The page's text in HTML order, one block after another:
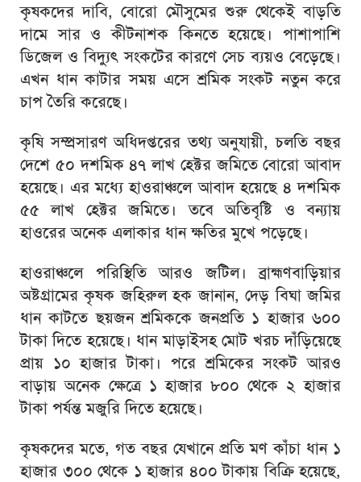
কৃষকদের দাবি, বোরো মৌসুমের শুরু থেকেই বাড়তি
দামে সার ও কীটনাশক কিনতে হয়েছে। পাশাপাশি
ডিজেল ও বিদ্যুৎ সংকটের কারণে সেচ ব্যয়ও বেড়েছে।
এখন ধান কাটার সময় এসে শ্রমিক সংকট নতুন করে
চাপ তৈরি করেছে।
কৃষি সম্প্রসারণ অধিদপ্তরের তথ্য অনুযায়ী, চলতি বছর
দেশে ৫০ দশমিক ৪৭ লাখ হেক্টর জমিতে বোরো আবাদ
হয়েছে। এর মধ্যে হাওরাঞ্চলে আবাদ হয়েছে ৪ দশমিক
৫৫ লাখ হেক্টর জমিতে। তবে অতিবৃষ্টি ও বন্যায়
হাওরের অনেক এলাকার ধান ক্ষতির মুখে পড়েছে।
হাওরাঞ্চলে পরিস্থিতি আরও জটিল। ব্রাহ্মণবাড়িয়ার
অষ্টগ্রামের কৃষক জহিরুল হক জানান, দেড় বিঘা জমির
ধান কাটতে ছয়জন শ্রমিককে জনপ্রতি ১ হাজার ৬০০
টাকা দিতে হয়েছে। ধান মাড়াইসহ মোট খরচ দাঁড়িয়েছে
প্রায় ১০ হাজার টাকা। পরে শ্রমিকের সংকট আরও
বাড়ায় অনেক ক্ষেত্রে ১ হাজার ৮০০ থেকে ২ হাজার
টাকা পর্যন্ত মজুরি দিতে হয়েছে।
কৃষকদের মতে, গত বছর যেখানে প্রতি মণ কাঁচা ধান ১
হাজার ৩০০ থেকে ১ হাজার ৪০০ টাকায় বিক্রি হয়েছে,